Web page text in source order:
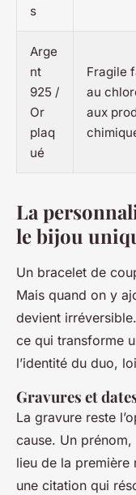
s
Arge
nt
925 /
Or
plaq
ué
Fragile
au
aux
La
le bijou
Un bracelet de
Mais quand on y
devient
ce qui transforme
l’identité du duo,
Gravures et
La gravure reste
cause. Un
lieu de la première
une citation qui